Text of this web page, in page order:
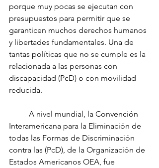
porque muy pocas se ejecutan con
presupuestos para permitir que se
garanticen muchos derechos humanos
y libertades fundamentales. Una de
tantas políticas que no se cumple es la
relacionada a las personas con
discapacidad (PcD) o con movilidad
reducida.
Interamericana para la Eliminación de
todas las Formas de Discriminación
contra las (PcD), de la Organización de
Estados Americanos OEA, fue